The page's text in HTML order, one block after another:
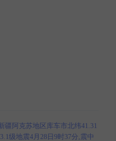
疆阿克苏地区库车市北纬41.31
级地震4月28日9时37分,震中